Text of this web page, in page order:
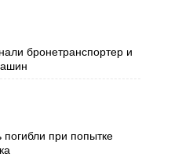
бронетранспортер и
при попытке